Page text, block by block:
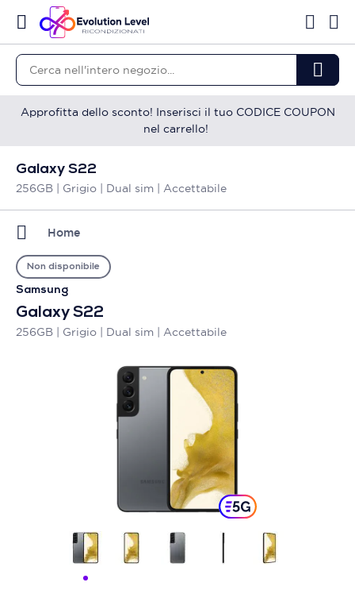
Approfitta dello sconto! Inserisci il tuo CODICE COUPON
nel carrello!
Galaxy S22
256GB | Grigio | Dual sim | Accettabile
Home
Samsung
Galaxy S22
256GB | Grigio | Dual sim | Accettabile
Non disponibile